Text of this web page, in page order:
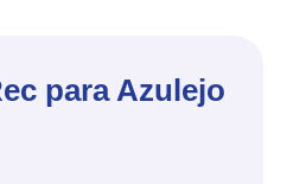
para Azulejo